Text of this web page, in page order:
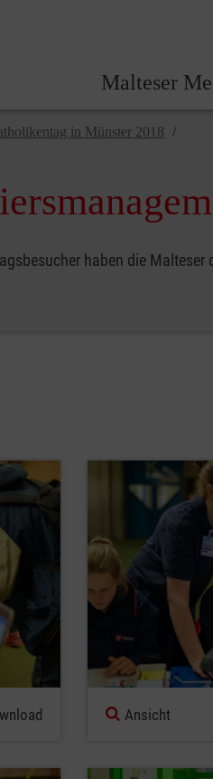
Malteser
in Münster 2018
haben die
Ansicht